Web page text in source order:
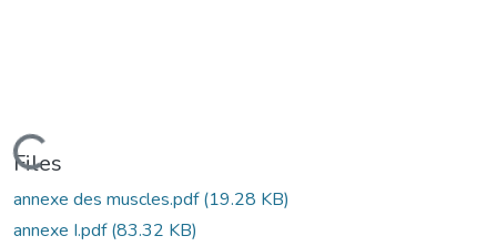
Loading...
Files
annexe des muscles.pdf(19.28 KB)
annexe I.pdf(83.32 KB)